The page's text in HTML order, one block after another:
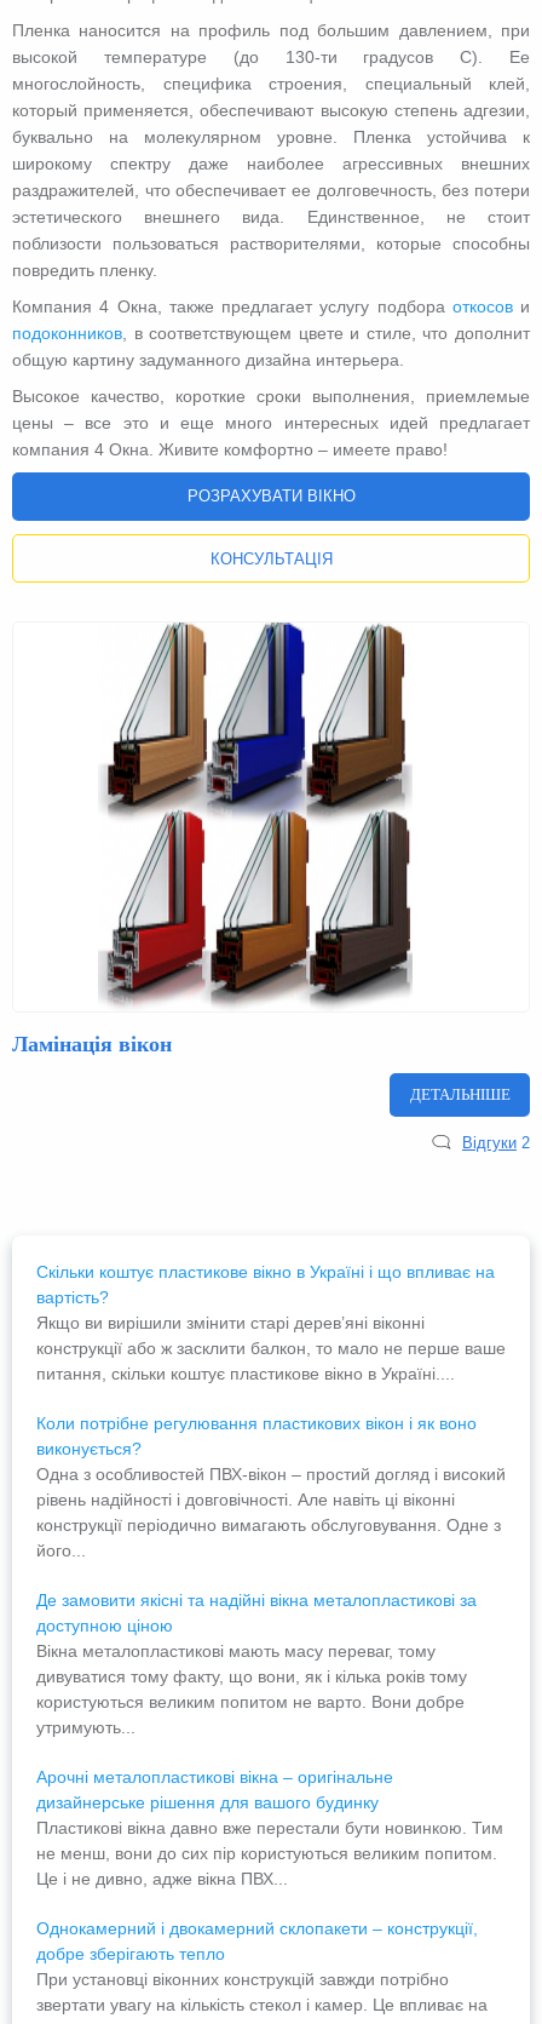
Пленка наносится на профиль под большим давлением, при
высокой температуре (до 130-ти градусов С). Ее
многослойность, специфика строения, специальный клей,
который применяется, обеспечивают высокую степень адгезии,
буквально на молекулярном уровне. Пленка устойчива к
широкому спектру даже наиболее агрессивных внешних
раздражителей, что обеспечивает ее долговечность, без потери
эстетического внешнего вида. Единственное, не стоит
поблизости пользоваться растворителями, которые способны
повредить пленку.
Компания 4 Окна, также предлагает услугу подбора откосови
подоконников, в соответствующем цвете и стиле, что дополнит
общую картину задуманного дизайна интерьера.
Высокое качество, короткие сроки выполнения, приемлемые
цены – все это и еще много интересных идей предлагает
компания 4 Окна. Живите комфортно – имеете право!
РОЗРАХУВАТИ ВІКНО
КОНСУЛЬТАЦІЯ
Ламінація вікон
ДЕТАЛЬНІШЕ
Відгуки 2
Скільки коштує пластикове вікно в Україні і що впливає на
вартість?
Якщо ви вирішили змінити старі дерев’яні віконні
конструкції або ж засклити балкон, то мало не перше ваше
питання, скільки коштує пластикове вікно в Україні....
Коли потрібне регулювання пластикових вікон і як воно
виконується?
Одна з особливостей ПВХ-вікон – простий догляд і високий
рівень надійності і довговічності. Але навіть ці віконні
конструкції періодично вимагають обслуговування. Одне з
його...
Де замовити якісні та надійні вікна металопластикові за
доступною ціною
Вікна металопластикові мають масу переваг, тому
дивуватися тому факту, що вони, як і кілька років тому
користуються великим попитом не варто. Вони добре
утримують...
Арочні металопластикові вікна – оригінальне
дизайнерське рішення для вашого будинку
Пластикові вікна давно вже перестали бути новинкою. Тим
не менш, вони до сих пір користуються великим попитом.
Це і не дивно, адже вікна ПВХ...
Однокамерний і двокамерний склопакети – конструкції,
добре зберігають тепло
При установці віконних конструкцій завжди потрібно
звертати увагу на кількість стекол і камер. Це впливає на